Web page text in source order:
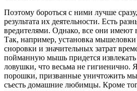
Поэтому бороться с ними лучше
результата их деятельности. Есть
вредителями. Однако, все они имеют
Так, например, установка мышеловки
сноровки и значительных затрат
пойманную мышь придется извлекать
ловушки, что весьма не гигиенично.
порошки, призванные уничтожить
съесть домашние любимцы. Кроме